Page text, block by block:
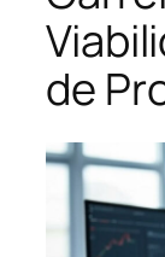
de